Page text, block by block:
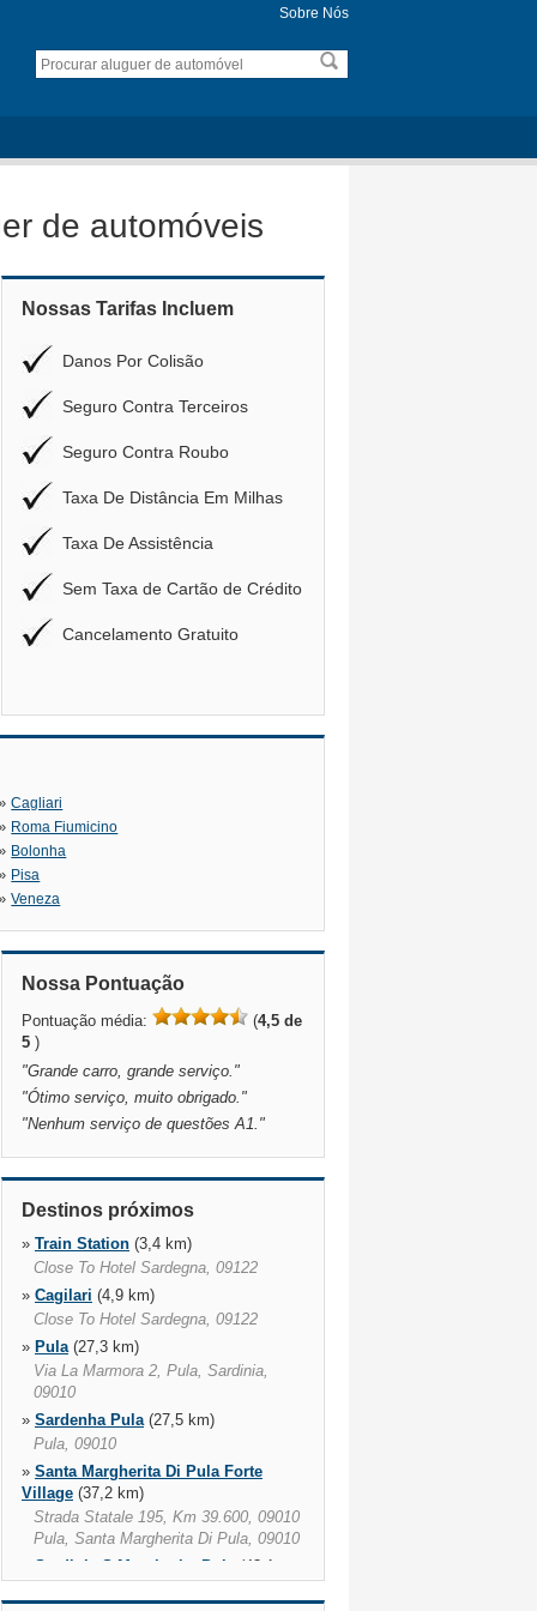
Sobre Nós
de automóveis
Nossas Tarifas Incluem
Danos Por Colisão
Seguro Contra Terceiros
Seguro Contra Roubo
Taxa De Distância Em Milhas
Taxa De Assistência
Sem Taxa de Cartão de Crédito
Cancelamento Gratuito
Cagliari
Roma Fiumicino
Bolonha
Pisa
Veneza
Nossa Pontuação
Pontuação média: (4,5 de
5 )
"Grande carro, grande serviço. "
"Ótimo serviço, muito obrigado. "
"Nenhum serviço de questões A1. "
Destinos próximos
» Train Station (3,4 km)
Close To Hotel Sardegna, 09122
» Cagilari (4,9 km)
Close To Hotel Sardegna, 09122
» Pula(27,3 km)
Via La Marmora 2, Pula, Sardinia,
09010
» Sardenha Pula(27,5 km)
Pula, 09010
» Santa Margherita Di Pula Forte
Village (37,2 km)
Strada Statale 195, Km 39.600, 09010
Pula, Santa Margherita Di Pula, 09010
Sardinia S Margherita Pula
(43,1